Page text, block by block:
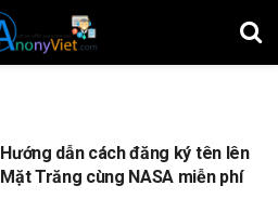
Hướng dẫn cách đăng ký tên lên
Mặt Trăng cùng NASA miễn phí